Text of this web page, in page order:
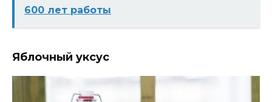
600 лет работы
Яблoчный yксyс